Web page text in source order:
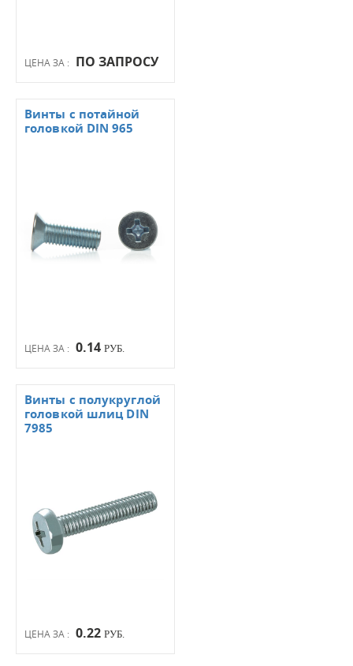
ЦЕНА ЗА : ПО ЗАПРОСУ
ЦЕНА ЗА : 0.14 РУБ.
Винты с потайной
головкой DIN 965
ЦЕНА ЗА : 0.22 РУБ.
Винты с полукруглой
головкой шлиц DIN
7985